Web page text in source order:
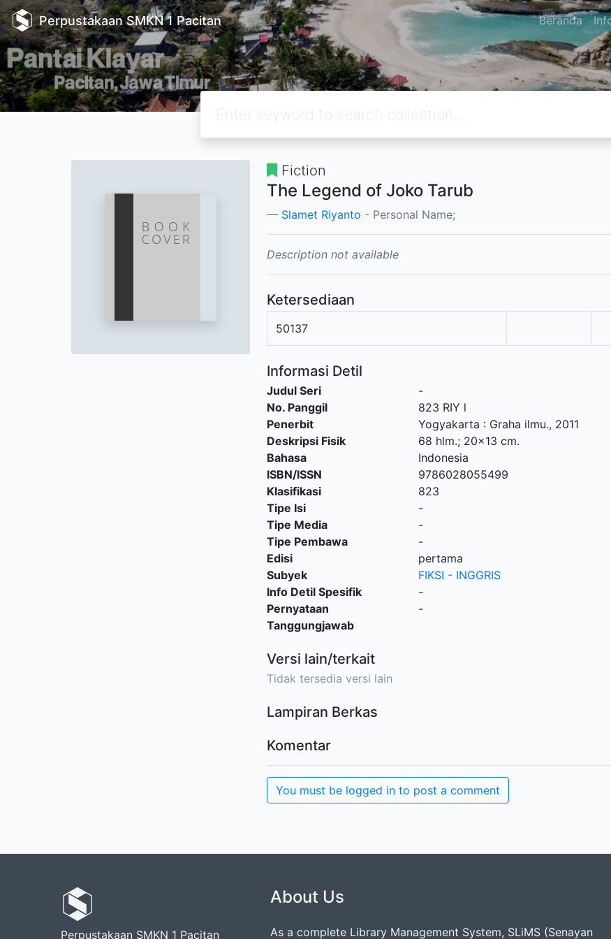
Perpustakaan SMKN 1 Pacitan Beranda
Fiction
The Legend of Joko Tarub
Slamet Riyanto - Personal Name;
Description not available
Ketersediaan
50137
Informasi Detil
Judul Seri
-
No. Panggil
823 RIY l
Penerbit
Yogyakarta : Graha ilmu., 2011
Deskripsi Fisik
68 hlm.; 20x13 cm.
Bahasa
Indonesia
ISBN/ISSN
9786028055499
Klasifikasi
823
Tipe Isi
-
Tipe Media
-
Tipe Pembawa
-
Edisi
pertama
Subyek
FIKSI - INGGRIS
Info Detil Spesifik
-
Pernyataan
Tanggungjawab
-
Versi lain/terkait
Tidak tersedia versi lain
Lampiran Berkas
Komentar
You must be logged in to post a comment
Perpustakaan SMKN 1 Pacitan
About Us
As a complete Library Management System, SLiMS (Senayan